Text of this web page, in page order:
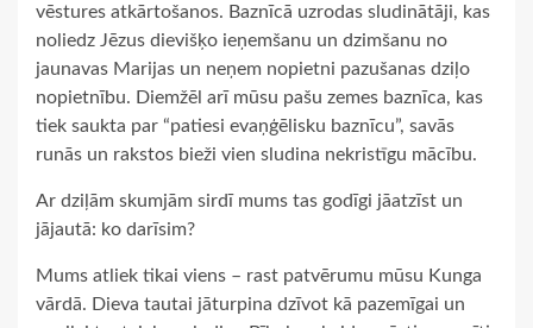
vēstures atkārtošanos. Baznīcā uzrodas sludinātāji, kas
noliedz Jēzus dievišķo ieņemšanu un dzimšanu no
jaunavas Marijas un neņem nopietni pazušanas dziļo
nopietnību. Diemžēl arī mūsu pašu zemes baznīca, kas
tiek saukta par “patiesi evaņģēlisku baznīcu”, savās
runās un rakstos bieži vien sludina nekristīgu mācību.
Ar dziļām skumjām sirdī mums tas godīgi jāatzīst un
jājautā: ko darīsim?
Mums atliek tikai viens – rast patvērumu mūsu Kunga
vārdā. Dieva tautai jāturpina dzīvot kā pazemīgai un